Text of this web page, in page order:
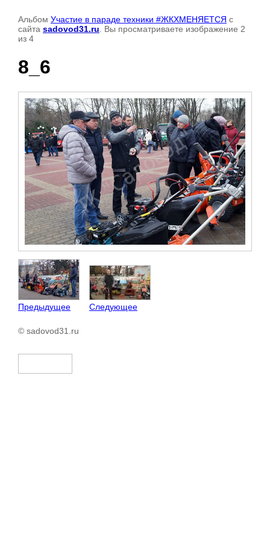
Альбом Участие в параде техники #ЖКХМЕНЯЕТСЯ с
сайта sadovod31.ru . Вы просматриваете изображение 2
из 4
8_6
Предыдущее Следующее
© sadovod31.ru